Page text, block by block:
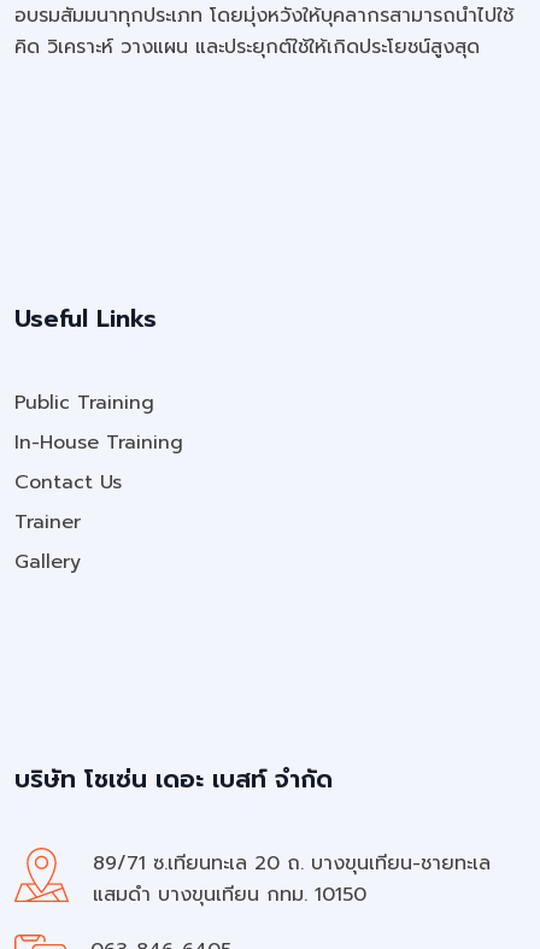
อบรมสัมมนาทุกประเภท โดยมุ่งหวังให้บุคลากรสามารถนำไปใช้
คิด วิเคราะห์ วางแผน และประยุกต์ใช้ให้เกิดประโยชน์สูงสุด
Useful Links
Public Training
In-House Training
Contact Us
Trainer
Gallery
บริษัท โชเซ่น เดอะ เบสท์ จำกัด
89/71 ซ.เทียนทะเล 20 ถ. บางขุนเทียน-ชายทะเล
แสมดำ บางขุนเทียน กทม. 10150